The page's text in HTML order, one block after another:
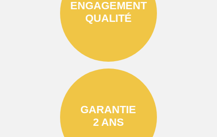
ENGAGEMENT
QUALITÉ
GARANTIE
2 ANS